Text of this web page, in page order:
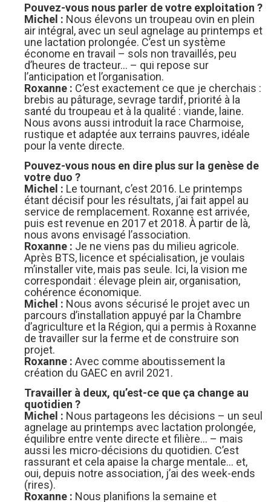
Pouvez-vous nous parler de votre exploitation ?
Michel : Nous élevons un troupeau ovin en plein
air intégral, avec un seul agnelage au printemps et
une lactation prolongée. C’est un système
économe en travail – sols non travaillés, peu
d’heures de tracteur… – qui repose sur
l’anticipation et l’organisation.
Roxanne : C’est exactement ce que je cherchais :
brebis au pâturage, sevrage tardif, priorité à la
santé du troupeau et à la qualité : viande, laine.
Nous avons aussi introduit la race Charmoise,
rustique et adaptée aux terrains pauvres, idéale
pour la vente directe.
Pouvez-vous nous en dire plus sur la genèse de
votre duo ?
Michel : Le tournant, c’est 2016. Le printemps
étant décisif pour les résultats, j’ai fait appel au
service de remplacement. Roxanne est arrivée,
puis est revenue en 2017 et 2018. À partir de là,
nous avons envisagé l’association.
Roxanne : Je ne viens pas du milieu agricole.
Après BTS, licence et spécialisation, je voulais
m’installer vite, mais pas seule. Ici, la vision me
correspondait : élevage plein air, organisation,
cohérence économique.
Michel : Nous avons sécurisé le projet avec un
parcours d’installation appuyé par la Chambre
d’agriculture et la Région, qui a permis à Roxanne
de travailler sur la ferme et de construire son
projet.
Roxanne : Avec comme aboutissement la
création du GAEC en avril 2021.
Travailler à deux, qu’est-ce que ça change au
quotidien ?
Michel : Nous partageons les décisions – un seul
agnelage au printemps avec lactation prolongée,
équilibre entre vente directe et filière… – mais
aussi les micro-décisions du quotidien. C’est
rassurant et cela apaise la charge mentale… et,
oui, depuis notre association, j’ai des week-ends
(rires).
Roxanne : Nous planifions la semaine et